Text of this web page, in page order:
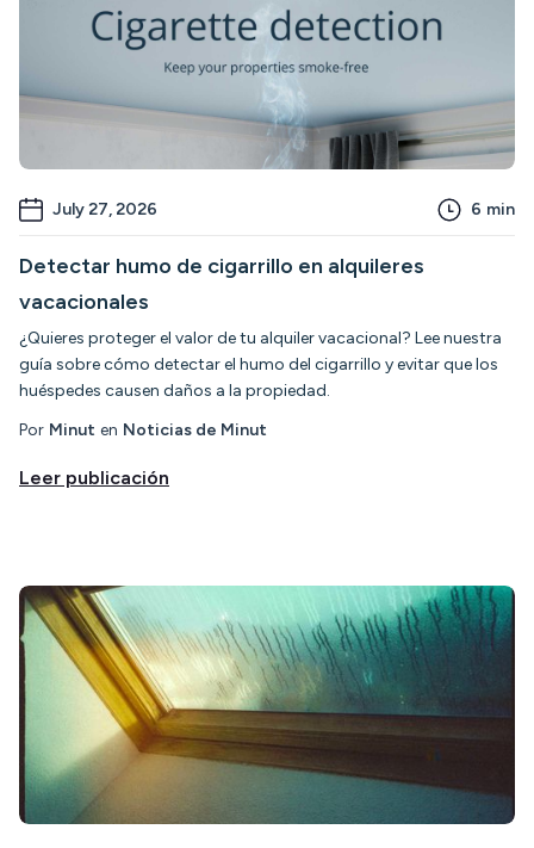
July 27, 2026 6 min
Detectar humo de cigarrillo en alquileres
vacacionales
¿Quieres proteger el valor de tu alquiler vacacional? Lee nuestra
guía sobre cómo detectar el humo del cigarrillo y evitar que los
huéspedes causen daños a la propiedad.
Por Minut en Noticias de Minut
Leer publicación